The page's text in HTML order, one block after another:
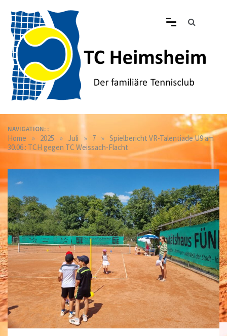
content
Tennisclub Heimsheim
NAVIGATION: :
Home » 2025 » Juli » 7 » Spielbericht VR-Talentiade U9 am
30.06.: TCH gegen TC Weissach-Flacht